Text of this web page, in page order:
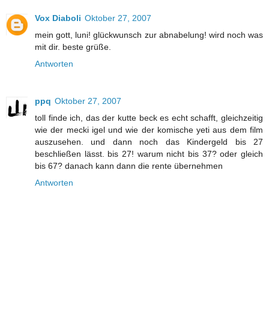
Vox Diaboli Oktober 27, 2007
mein gott, luni! glückwunsch zur abnabelung! wird noch was
mit dir. beste grüße.
Antworten
ppq Oktober 27, 2007
toll finde ich, das der kutte beck es echt schafft, gleichzeitig
wie der mecki igel und wie der komische yeti aus dem film
auszusehen. und dann noch das Kindergeld bis 27
beschließen lässt. bis 27! warum nicht bis 37? oder gleich
bis 67? danach kann dann die rente übernehmen
Antworten